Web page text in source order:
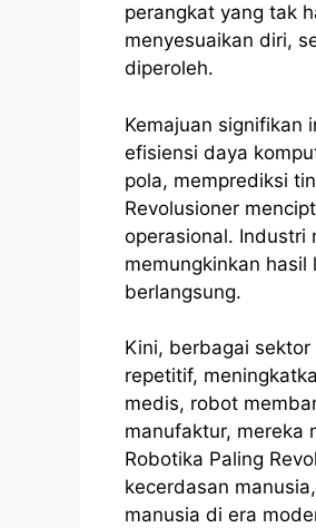
perangkat yang tak
menyesuaikan diri,
diperoleh.
Kemajuan signifikan
efisiensi daya
pola, memprediksi
Revolusioner
operasional. Industri
memungkinkan
berlangsung.
Kini, berbagai
repetitif,
medis, robot
manufaktur, mereka
Robotika Paling
kecerdasan
manusia di era